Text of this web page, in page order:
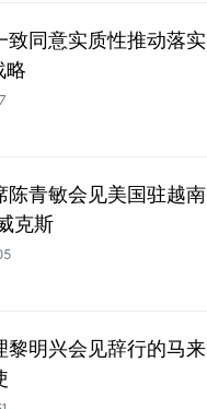
致同意实质性推动落实
略
陈青敏会见美国驻越南
克斯
黎明兴会见辞行的马来